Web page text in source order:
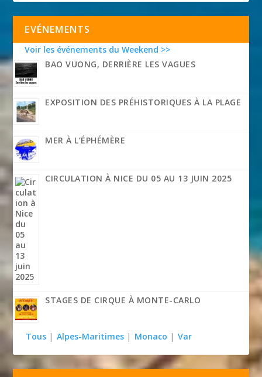
EVÉNEMENTS
Voir les événements du Weekend >>
BAO VUONG, DERRIÈRE LES VAGUES
EXPOSITION DES PRÉHISTORIQUES À LA PLAGE
MER À L’ÉPHÉMÈRE
CIRCULATION À NICE DU 05 AU 13 JUIN 2025
STAGES DE CIRQUE À MONTE-CARLO
Tous | Alpes-Maritimes | Monaco | Var